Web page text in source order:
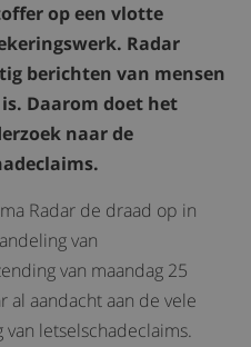
op een vlotte
Radar
berichten van mensen
Daarom doet het
naar de
Radar de draad op in
van
van maandag 25
al aandacht aan de vele
letselschadeclaims.